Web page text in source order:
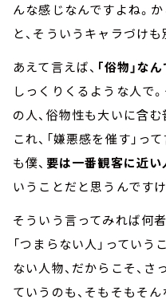
んな感じなんですよね。
と、そういうキャラづけ
あえて言えば、 「俗物」な
しっくりくるような人で
の人、俗物性も大いに含
これ、「嫌悪感を催す」っ
も僕、 要は一番観客に近い
いうことだと思うんですけ
そういう言ってみれば何
「つまらない人」ってい
ない人物、だからこそ、
ていうのも、そもそもそ